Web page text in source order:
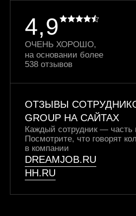
4,9
ОЧЕНЬ ХОРОШО,
на основании более
538 отзывов
ОТЗЫВЫ
GROUP НА САЙТАХ
Каждый сотрудник — часть
Посмотрите, что говорят
в компании
DREAMJOB.RU
HH.RU